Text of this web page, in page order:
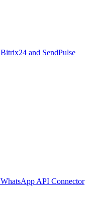
Bitrix24 and SendPulse
WhatsApp API Connector